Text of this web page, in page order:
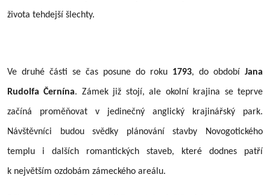
života tehdejší šlechty.
Ve druhé části se čas posune do roku 1793, do období Jana
Rudolfa Černína. Zámek již stojí, ale okolní krajina se teprve
začíná proměňovat v jedinečný anglický krajinářský park.
Návštěvníci budou svědky plánování stavby Novogotického
templu i dalších romantických staveb, které dodnes patří
k největším ozdobám zámeckého areálu.